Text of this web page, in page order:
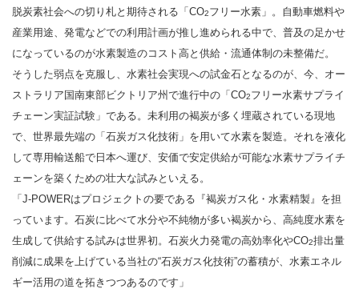
脱炭素社会への切り札と期待される「CO2フリー水素」。自動車燃料や
産業用途、発電などでの利用計画が推し進められる中で、普及の足かせ
になっているのが水素製造のコスト高と供給・流通体制の未整備だ。
そうした弱点を克服し、水素社会実現への試金石となるのが、今、オー
ストラリア国南東部ビクトリア州で進行中の「CO2フリー水素サプライ
チェーン実証試験」である。未利用の褐炭が多く埋蔵されている現地
で、世界最先端の「石炭ガス化技術」を用いて水素を製造。それを液化
して専用輸送船で日本へ運び、安価で安定供給が可能な水素サプライチ
ェーンを築くための壮大な試みといえる。
「J-POWERはプロジェクトの要である『褐炭ガス化・水素精製』を担
っています。石炭に比べて水分や不純物が多い褐炭から、高純度水素を
生成して供給する試みは世界初。石炭火力発電の高効率化やCO2排出量
削減に成果を上げている当社の“石炭ガス化技術”の蓄積が、水素エネル
ギー活用の道を拓きつつあるのです」